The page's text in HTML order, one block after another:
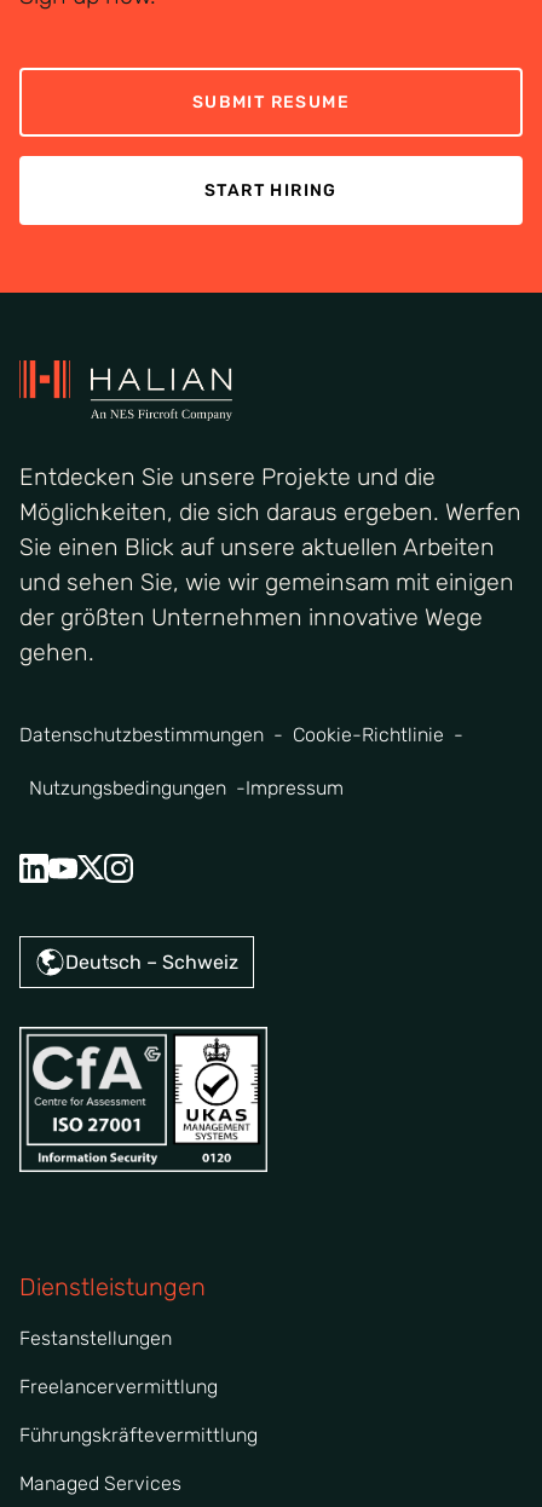
SUBMIT RESUME
START HIRING
Entdecken Sie unsere Projekte und die
Möglichkeiten, die sich daraus ergeben. Werfen
Sie einen Blick auf unsere aktuellen Arbeiten
und sehen Sie, wie wir gemeinsam mit einigen
der größten Unternehmen innovative Wege
gehen.
Datenschutzbestimmungen Cookie-Richtlinie
Nutzungsbedingungen Impressum
Deutsch – Schweiz
Dienstleistungen
Festanstellungen
Freelancervermittlung
Führungskräftevermittlung
Managed Services